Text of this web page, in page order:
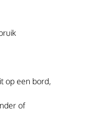
op een bord,
of